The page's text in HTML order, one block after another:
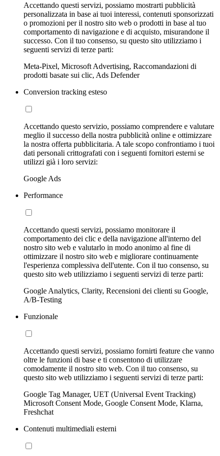
Accettando questi servizi, possiamo mostrarti pubblicità
personalizzata in base ai tuoi interessi, contenuti sponsorizzati
o promozioni per il nostro sito web o prodotti in base al tuo
comportamento di navigazione e di acquisto, misurandone il
successo. Con il tuo consenso, su questo sito utilizziamo i
seguenti servizi di terze parti:
Meta-Pixel, Microsoft Advertising, Raccomandazioni di
prodotti basate sui clic, Ads Defender
Conversion tracking esteso
Accettando questo servizio, possiamo comprendere e valutare
meglio il successo della nostra pubblicità online e ottimizzare
la nostra offerta pubblicitaria. A tale scopo confrontiamo i tuoi
dati personali crittografati con i seguenti fornitori esterni se
utilizzi già i loro servizi:
Google Ads
Performance
Accettando questi servizi, possiamo monitorare il
comportamento dei clic e della navigazione all'interno del
nostro sito web e valutarlo in modo anonimo al fine di
ottimizzare il nostro sito web e migliorare continuamente
l'esperienza complessiva dell'utente. Con il tuo consenso, su
questo sito web utilizziamo i seguenti servizi di terze parti:
Google Analytics, Clarity, Recensioni dei clienti su Google,
A/B-Testing
Funzionale
Accettando questi servizi, possiamo fornirti feature che vanno
oltre le funzioni di base e ti consentono di utilizzare
comodamente il nostro sito web. Con il tuo consenso, su
questo sito web utilizziamo i seguenti servizi di terze parti:
Google Tag Manager, UET (Universal Event Tracking)
Microsoft Consent Mode, Google Consent Mode, Klarna,
Freshchat
Contenuti multimediali esterni